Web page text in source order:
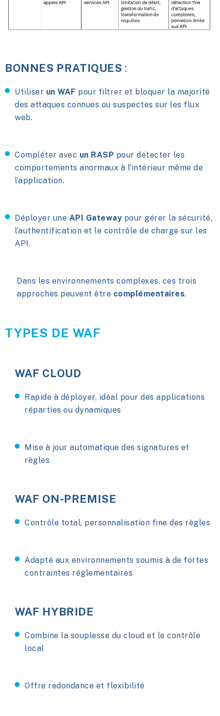
BONNES PRATIQUES :
Utiliser un WAF pour filtrer et bloquer la majorité
des attaques connues ou suspectes sur les flux
web.
Compléter avec un RASP pour détecter les
comportements anormaux à l’intérieur même de
l’application.
Déployer une API Gateway pour gérer la sécurité,
l’authentification et le contrôle de charge sur les
API.
Dans les environnements complexes, ces trois
approches peuvent être complémentaires.
TYPES DE WAF
WAF CLOUD
Rapide à déployer, idéal pour des applications
réparties ou dynamiques
Mise à jour automatique des signatures et
règles
WAF ON-PREMISE
Contrôle total, personnalisation fine des règles
Adapté aux environnements soumis à de fortes
contraintes réglementaires
WAF HYBRIDE
Combine la souplesse du cloud et le contrôle
local
Offre redondance et flexibilité